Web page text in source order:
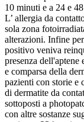
10 minuti e a 24 e
L’ allergia da
sola zona
alterazioni. Infine
positivo veniva
presenza dell'aptene
e comparsa della
pazienti con storie e
di dermatite da
sottoposti a
con altre sostanze